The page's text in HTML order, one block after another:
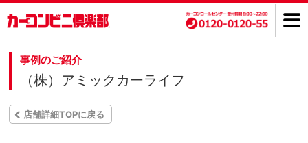
事例のご紹介
（株）アミックカーライフ
店舗詳細TOPに戻る